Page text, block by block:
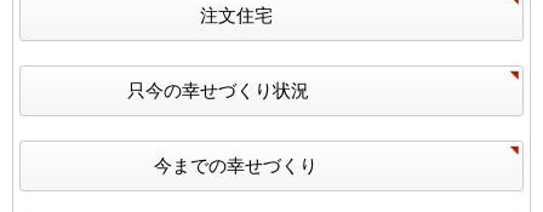
注文住宅
只今の幸せづくり状況
今までの幸せづくり